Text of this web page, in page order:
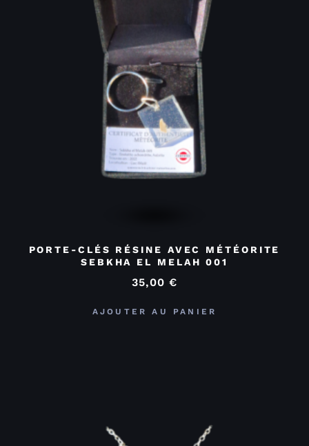
PORTE-CLÉS RÉSINE AVEC MÉTÉORITE
SEBKHA EL MELAH 001
35,00 €
AJOUTER AU PANIER